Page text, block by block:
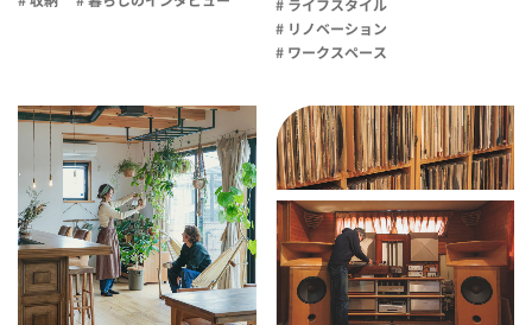
# ライフスタイル
# リノベーション
# ワークスペース